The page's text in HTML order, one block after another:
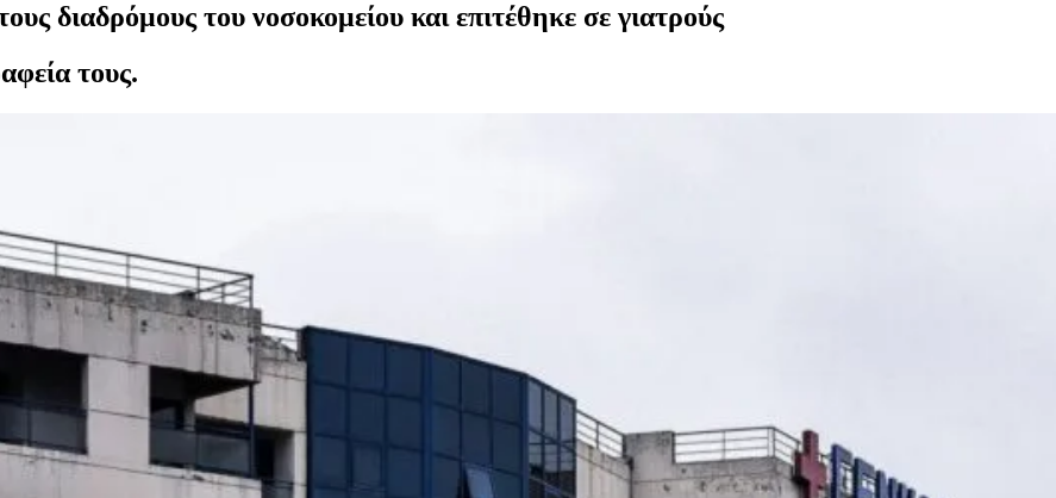
διαδρόμους του νοσοκομείου και επιτέθηκε σε γιατρούς
τους.